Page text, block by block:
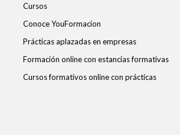
Cursos
Conoce YouFormacion
Prácticas aplazadas en empresas
Formación online con estancias formativas
Cursos formativos online con prácticas